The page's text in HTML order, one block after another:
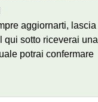
aggiornarti, lascia
qui sotto riceverai una
potrai confermare